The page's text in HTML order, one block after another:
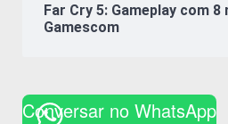
Far Cry 5: Gameplay com
Gamescom
Conversar no WhatsApp